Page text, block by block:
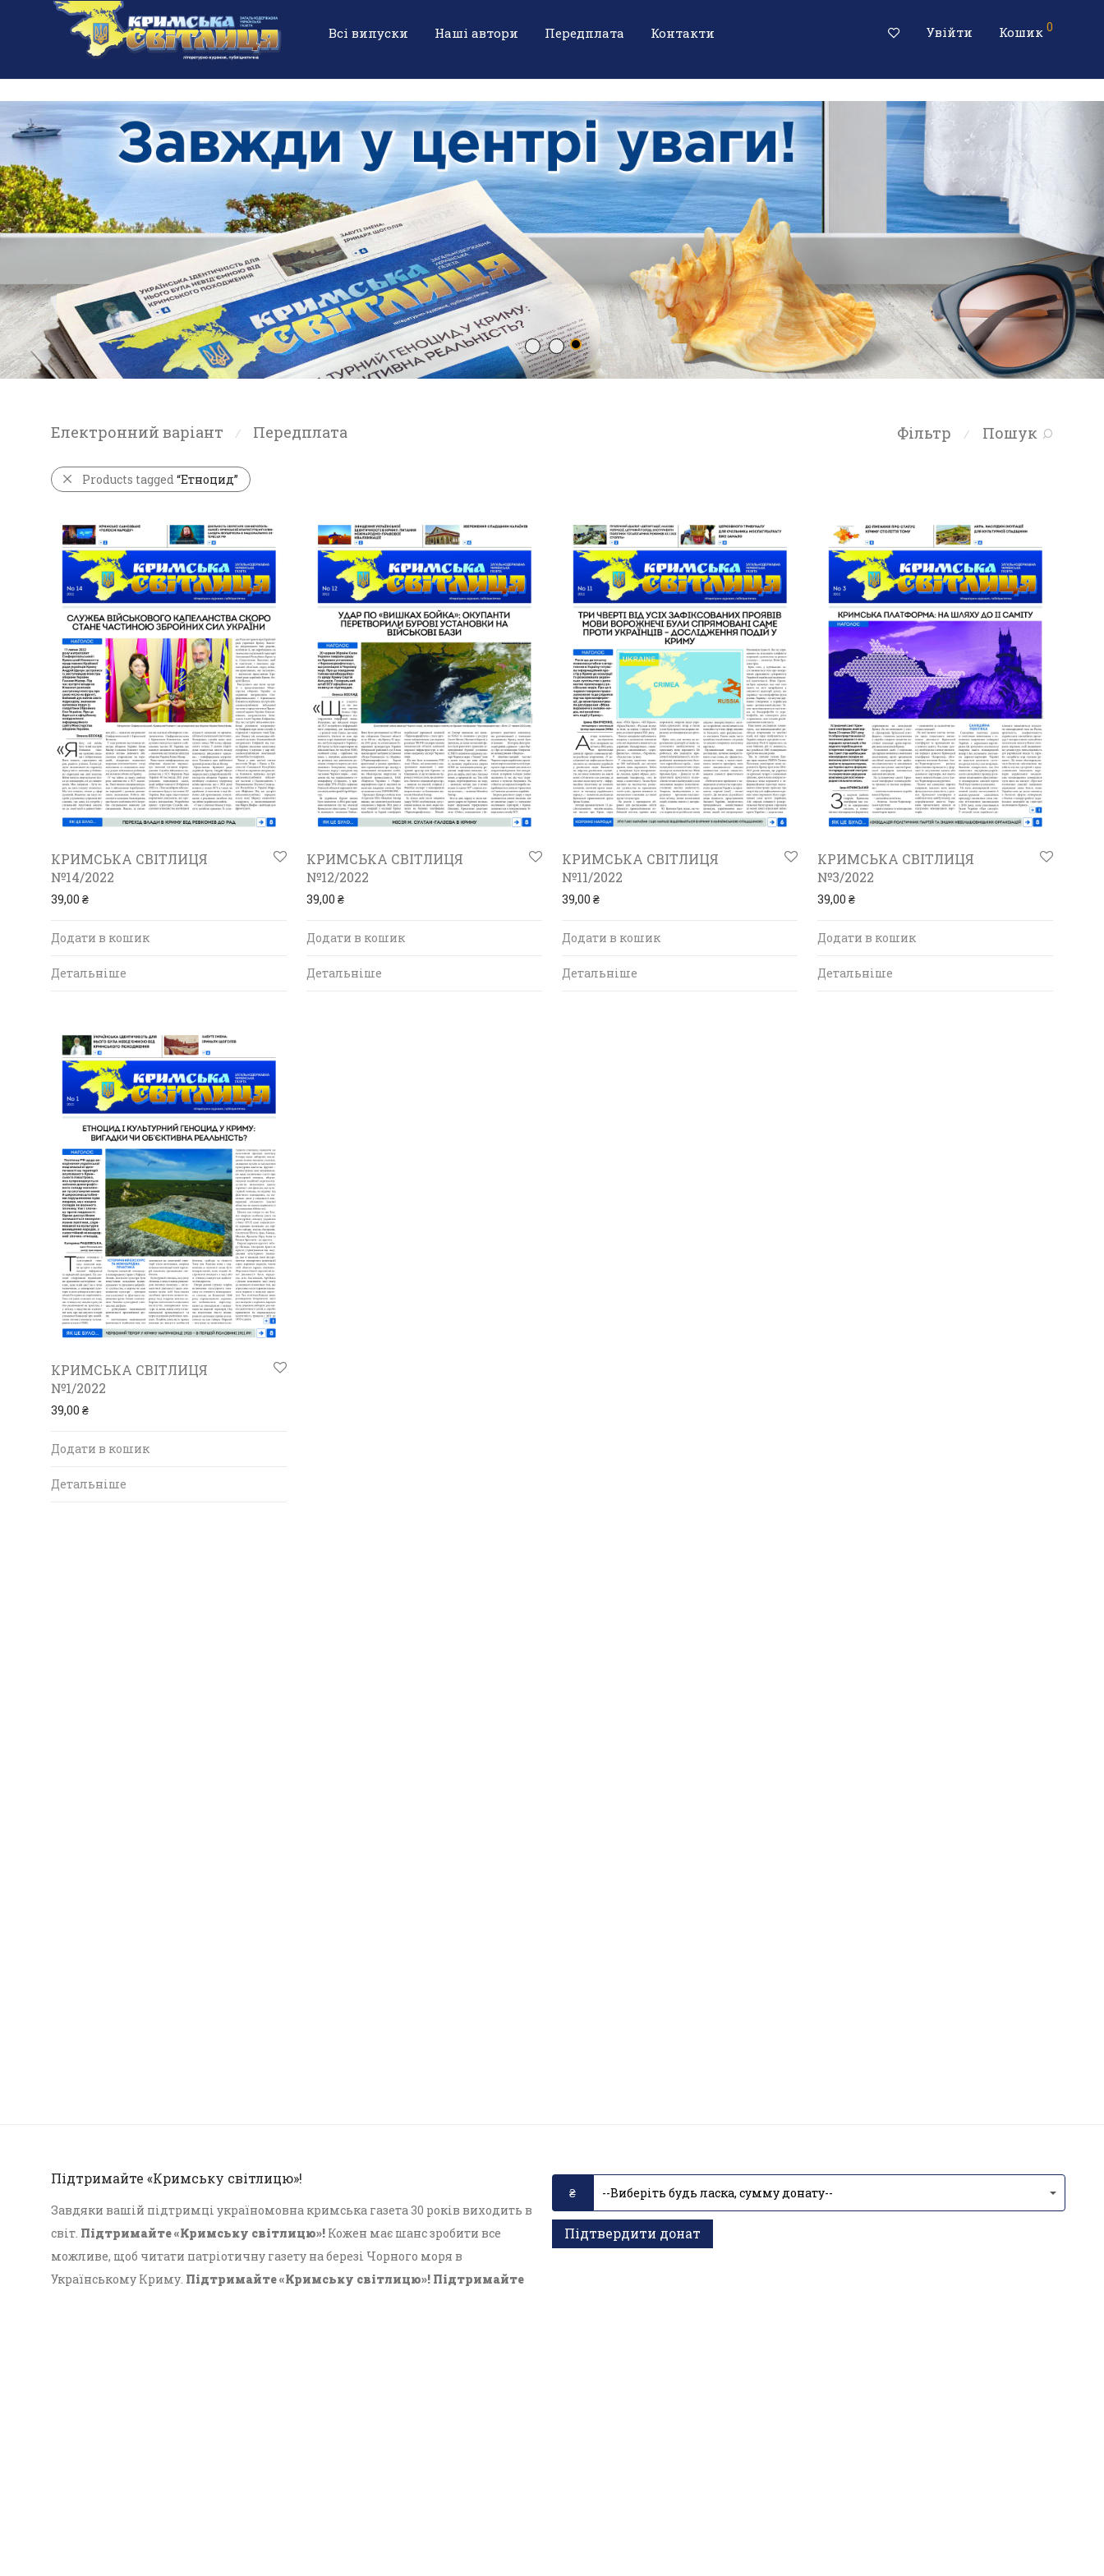
Всі випуски Наші автори Передплата Контакти Увійти Кошик 0
Фільтр ⁄ Пошук
Електронний варіант ⁄ Передплата
Products tagged“Етноцид”
КРИМСЬКА СВІТЛИЦЯ
№14/2022
39,00 ₴
Додати в кошик
Детальніше
КРИМСЬКА СВІТЛИЦЯ
№12/2022
39,00 ₴
Додати в кошик
Детальніше
КРИМСЬКА СВІТЛИЦЯ
№11/2022
39,00 ₴
Додати в кошик
Детальніше
КРИМСЬКА СВІТЛИЦЯ
№3/2022
39,00 ₴
Додати в кошик
Детальніше
КРИМСЬКА СВІТЛИЦЯ
№1/2022
39,00 ₴
Додати в кошик
Детальніше
Підтримайте «Кримську світлицю»!
Завдяки вашій підтримці україномовна кримська газета 30 років виходить в
світ. Підтримайте «Кримську світлицю»! Кожен має шанс зробити все
можливе, щоб читати патріотичну газету на березі Чорного моря в
Українському Криму. Підтримайте «Кримську світлицю»! Підтримайте
Підтвердити донат